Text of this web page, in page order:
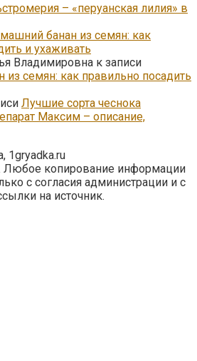
– «перуанская лилия» в
банан из семян: как
и ухаживать
Владимировна к записи
семян: как правильно посадить
Лучшие сорта чеснока
Максим – описание,
1gryadka.ru
Любое копирование информации
с согласия администрации и с
на источник.